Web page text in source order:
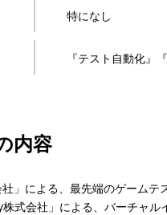
特になし
『テスト自動化』
内容
社」による、最先端のゲーム
株式会社」による、バーチャ